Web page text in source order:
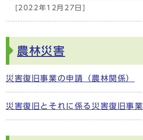
[2022年12月27日]
農林災害
災害復旧事業の申請（農林関係）
災害復旧とそれに係る災害復旧事業